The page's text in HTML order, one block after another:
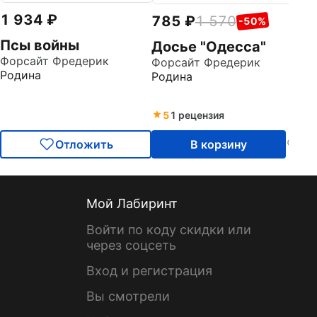
1 934
Псы войны
Форсайт Фредерик
Родина
Отложить
785 1 570 -50%
Досье "Одесса"
Форсайт Фредерик
Родина
51 рецензия
В корзину
Мой Лабиринт
Войти по коду скидки или
через соцсеть
Вход и регистрация
Вы смотрели